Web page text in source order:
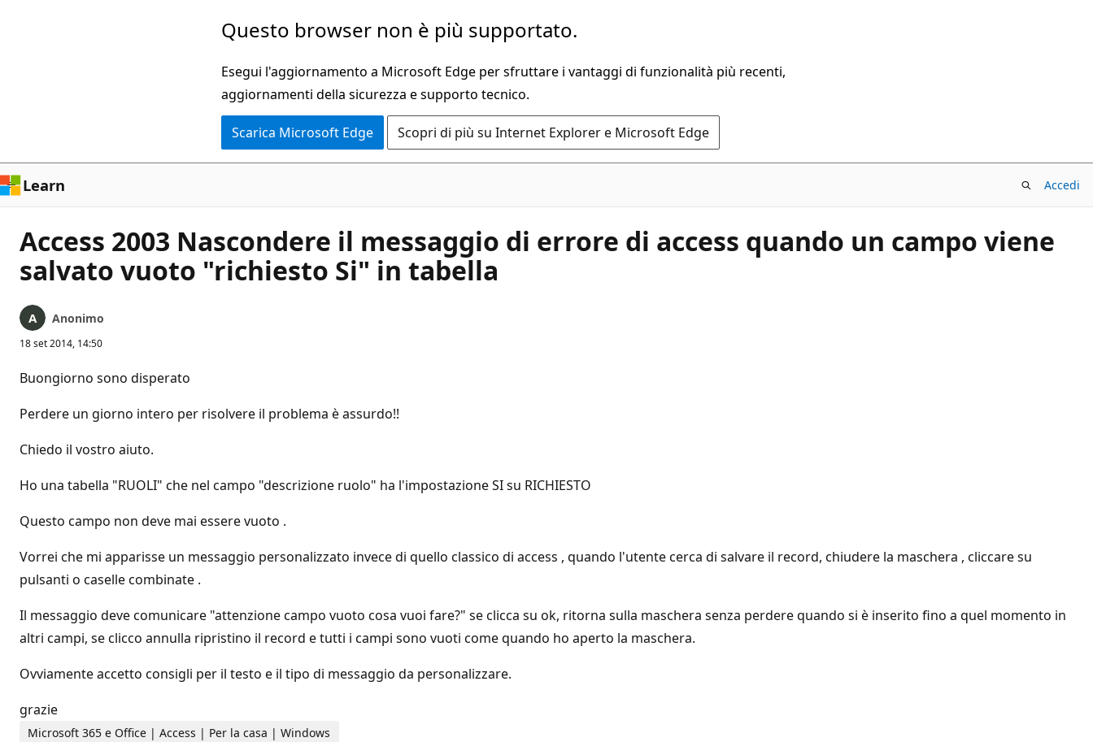
Questo browser non è più supportato.
Esegui l'aggiornamento a Microsoft Edge per sfruttare i vantaggi di funzionalità più recenti,
aggiornamenti della sicurezza e supporto tecnico.
Scarica Microsoft Edge Scopri di più su Internet Explorer e Microsoft Edge
Learn Accedi
Access 2003 Nascondere il messaggio di errore di access quando un campo viene
salvato vuoto "richiesto Si" in tabella
Anonimo
18 set 2014, 14:50
Buongiorno sono disperato
Perdere un giorno intero per risolvere il problema è assurdo!!
Chiedo il vostro aiuto.
Ho una tabella "RUOLI" che nel campo "descrizione ruolo" ha l'impostazione SI su RICHIESTO
Questo campo non deve mai essere vuoto .
Vorrei che mi apparisse un messaggio personalizzato invece di quello classico di access , quando l'utente cerca di salvare il record, chiudere la maschera , cliccare su
pulsanti o caselle combinate .
Il messaggio deve comunicare "attenzione campo vuoto cosa vuoi fare?" se clicca su ok, ritorna sulla maschera senza perdere quando si è inserito fino a quel momento in
altri campi, se clicco annulla ripristino il record e tutti i campi sono vuoti come quando ho aperto la maschera.
Ovviamente accetto consigli per il testo e il tipo di messaggio da personalizzare.
grazie
Microsoft 365 e Office | Access | Per la casa | Windows